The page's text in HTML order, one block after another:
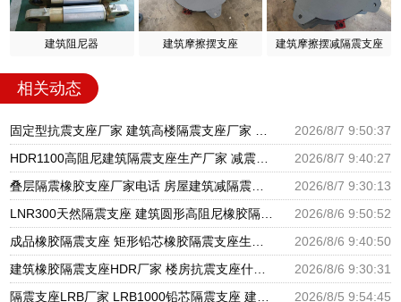
建筑阻尼器 建筑摩擦摆支座 建筑摩擦摆减隔震支座
相关动态
2026/8/7 9:50:37
2026/8/7 9:40:27
2026/8/7 9:30:13
2026/8/6 9:50:52
2026/8/6 9:40:50
2026/8/6 9:30:31
2026/8/5 9:54:45